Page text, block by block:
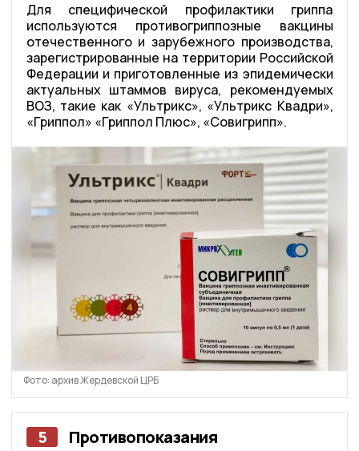
Для специфической профилактики гриппа
используются противогриппозные вакцины
отечественного и зарубежного производства,
зарегистрированные на территории Российской
Федерации и приготовленные из эпидемически
актуальных штаммов вируса, рекомендуемых
ВОЗ, такие как «Ультрикс», «Ультрикс Квадри»,
«Гриппол» «Гриппол Плюс», «Совигрипп».
Фото: архив Жердевской ЦРБ
5 Противопоказания